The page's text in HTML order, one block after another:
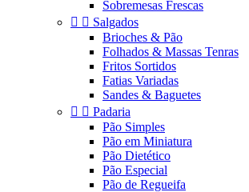
Sobremesas Frescas
  Salgados
Brioches & Pão
Folhados & Massas Tenras
Fritos Sortidos
Fatias Variadas
Sandes & Baguetes
  Padaria
Pão Simples
Pão em Miniatura
Pão Dietético
Pão Especial
Pão de Regueifa